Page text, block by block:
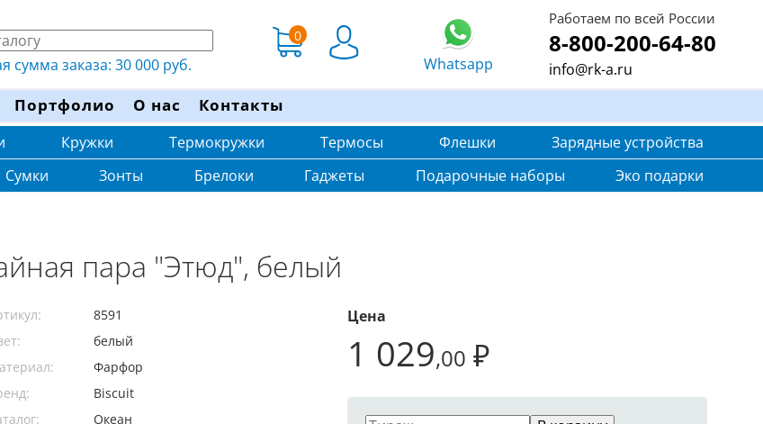
сумма заказа: 30 000 руб.
0
Whatsapp
Работаем по всей России
8-800-200-64-80
info@rk-a.ru
Портфолио О нас Контакты
Кружки Термокружки Термосы Флешки
Зарядные устройства
Сумки Зонты Брелоки Гаджеты Подарочные наборы Эко подарки
пара "Этюд", белый
Цена
1 029,00 ₽
8591
белый
Фарфор
Biscuit
Океан